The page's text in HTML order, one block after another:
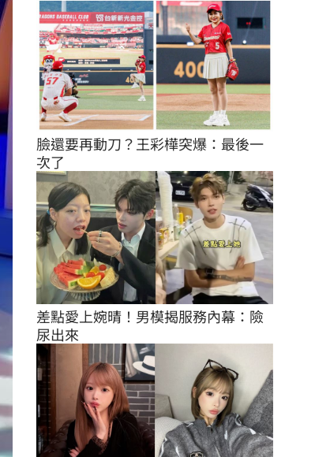
臉還要再動刀？王彩樺突爆：最後一
次了
差點愛上婉晴！男模揭服務內幕：險
尿出來